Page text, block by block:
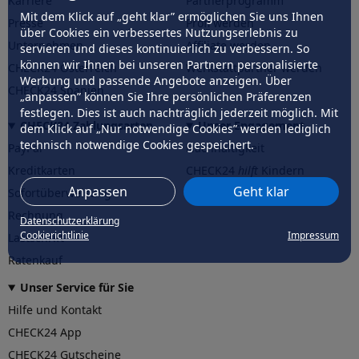
Mit dem Klick auf „geht klar” ermöglichen Sie uns Ihnen
über Cookies ein verbessertes Nutzungserlebnis zu
servieren und dieses kontinuierlich zu verbessern. So
können wir Ihnen bei unseren Partnern personalisierte
Werbung und passende Angebote anzeigen. Über
„anpassen” können Sie Ihre persönlichen Präferenzen
festlegen. Dies ist auch nachträglich jederzeit möglich. Mit
dem Klick auf „Nur notwendige Cookies” werden lediglich
technisch notwendige Cookies gespeichert.
Anpassen Geht klar
Datenschutzerklärung
Cookierichtlinie
Impressum
Presse
Unternehmen
CHECK24 Österreich
CHECK24 Spanien
Profi werden
Affiliate werden
Werkstattpartner werden
CHECK24 Zahlungsarten
PayPal
Sofortüberweisung
Rechnung
Lastschrift
Ratenkauf
Unser Engagement
Nachhaltigkeit
CHECK24hilftder Natur
Unser Service für Sie
Hilfe und Kontakt
CHECK24 App
CHECK24 Gutscheine